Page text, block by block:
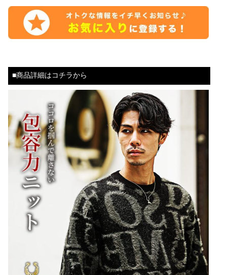
■商品詳細はコチラから